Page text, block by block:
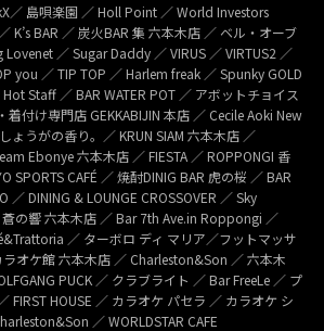
／ 島唄楽園 ／ Holl Point ／ World Investors
K’s BAR ／ 炭火BAR 集 六本木店 ／ ベル・オーブ
／ Sugar Daddy ／ VIRUS ／ VIRTUS2 ／
you ／ TIP TOP ／ Harlem freak ／ Spunky GOLD
Staff ／ BAR WATER POT ／ アボットチョイス
着付け専門店 GEKKABIJIN 本店 ／ Cecile Aoki New
ょうがの香り。／ KRUN SIAM 六本木店 ／
Ebonye 六本木店 ／ FIESTA ／ ROPPONGI 香
SPORTS CAFÉ ／ 焼酎DINIG BAR 虎の桜 ／ BAR
／ DINING & LOUNGE CROSSOVER ／ Sky
の響 六本木店 ／ Bar 7th Ave.in Roppongi ／
／ ターボロ ディ マリア／フットマッサ
オケ館 六本木店 ／ Charleston&Son ／ 六本木
PUCK ／ クラブライト ／ Bar FreeLe ／ プ
FIRST HOUSE ／ カラオケ パセラ ／ カラオケ シ
／ WORLDSTAR CAFE